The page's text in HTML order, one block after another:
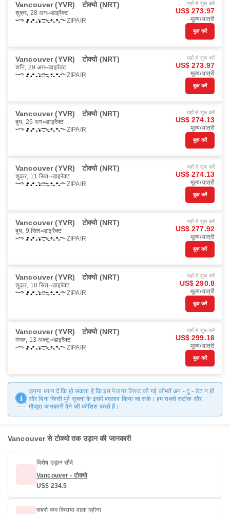
Vancouver (YVR) टोक्यो (NRT)
शुक्र, 28 अग॰ डाइरैक्ट
ZIPAIR
यहाँ से शुरू करें
US$ 273.97
मूल्य/यात्री
बुक करें
Vancouver (YVR) टोक्यो (NRT)
शनि, 29 अग॰ डाइरैक्ट
ZIPAIR
यहाँ से शुरू करें
US$ 273.97
मूल्य/यात्री
बुक करें
Vancouver (YVR) टोक्यो (NRT)
बुध, 26 अग॰ डाइरैक्ट
ZIPAIR
यहाँ से शुरू करें
US$ 274.13
मूल्य/यात्री
बुक करें
Vancouver (YVR) टोक्यो (NRT)
शुक्र, 11 सित॰ डाइरैक्ट
ZIPAIR
यहाँ से शुरू करें
US$ 274.13
मूल्य/यात्री
बुक करें
Vancouver (YVR) टोक्यो (NRT)
बुध, 9 सित॰ डाइरैक्ट
ZIPAIR
यहाँ से शुरू करें
US$ 277.92
मूल्य/यात्री
बुक करें
Vancouver (YVR) टोक्यो (NRT)
शुक्र, 18 सित॰ डाइरैक्ट
ZIPAIR
यहाँ से शुरू करें
US$ 290.8
मूल्य/यात्री
बुक करें
Vancouver (YVR) टोक्यो (NRT)
मंगल, 13 अक्टू॰ डाइरैक्ट
ZIPAIR
यहाँ से शुरू करें
US$ 299.16
मूल्य/यात्री
बुक करें
कृपया ध्यान दें कि हो सकता है कि इस पेज पर लिस्ट की गई कीमतें अप - टू - डेट न हों
और बिना किसी पूर्व सूचना के इसमें बदलाव किया जा सके। हम सबसे सटीक और
मौजूदा जानकारी देने की कोशिश करते हैं।
Vancouver से टोक्यो तक उड़ान की जानकारी
विशेष उड़ान सौदे
Vancouver - टोक्यो
US$ 234.5
सबसे कम किराया वाला महीना